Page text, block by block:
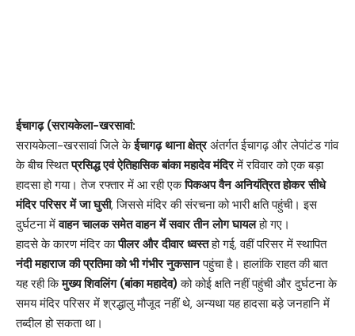
ईचागढ़ (सरायकेला-खरसावां:
सरायकेला-खरसावां जिले केईचागढ़ थाना क्षेत्रअंतर्गत ईचागढ़ और लेपांटंड गांव
के बीच स्थितप्रसिद्ध एवं ऐतिहासिक बांका महादेव मंदिरमें रविवार को एक बड़ा
हादसा हो गया। तेज रफ्तार में आ रही एकपिकअप वैन अनियंत्रित होकर सीधे
मंदिर परिसर में जा घुसी, जिससे मंदिर की संरचना को भारी क्षति पहुंची। इस
दुर्घटना मेंवाहन चालक समेत वाहन में सवार तीन लोग घायलहो गए।
हादसे के कारण मंदिर कापीलर और दीवार ध्वस्तहो गई, वहीं परिसर में स्थापित
नंदी महाराज की प्रतिमा को भी गंभीर नुकसानपहुंचा है। हालांकि राहत की बात
यह रही किमुख्य शिवलिंग (बांका महादेव) को कोई क्षति नहीं पहुंची और दुर्घटना के
समय मंदिर परिसर में श्रद्धालु मौजूद नहीं थे, अन्यथा यह हादसा बड़े जनहानि में
तब्दील हो सकता था।